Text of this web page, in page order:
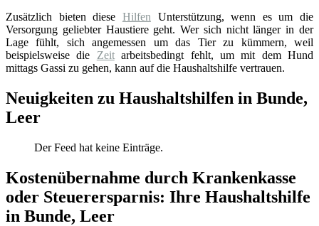
Zusätzlich bieten diese Hilfen Unterstützung, wenn es um die
Versorgung geliebter Haustiere geht. Wer sich nicht länger in der
Lage fühlt, sich angemessen um das Tier zu kümmern, weil
beispielsweise die Zeitarbeitsbedingt fehlt, um mit dem Hund
mittags Gassi zu gehen, kann auf die Haushaltshilfe vertrauen.
Neuigkeiten zu Haushaltshilfen in Bunde,
Leer
Der Feed hat keine Einträge.
Kostenübernahme durch Krankenkasse
oder Steuerersparnis: Ihre Haushaltshilfe
in Bunde, Leer